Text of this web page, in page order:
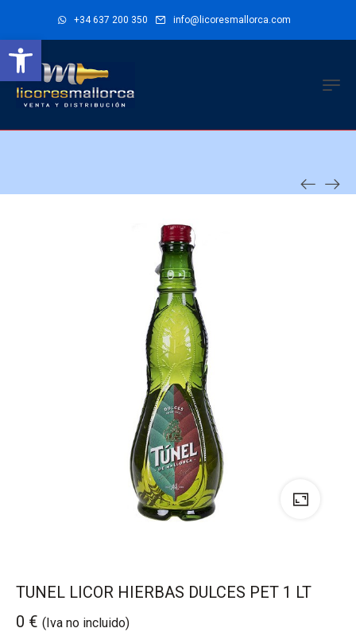
Abrir barra de herramientas
+34 637 200 350 info@licoresmallorca.com
TUNEL LICOR HIERBAS DULCES PET 1 LT
0 € (Iva no incluido)